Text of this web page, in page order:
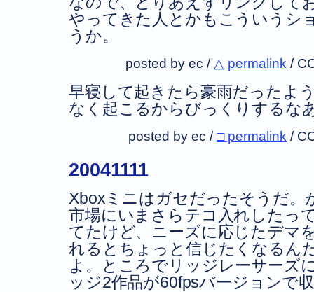
やってきた人とかもこういうシ
うか。
posted by ec / △ permalink /
早寝して起きたら豪雨だったよ
なく起こるからびっくりするな
posted by ec /□ permalink /
20041111
Xboxミニはガセだったそうだ。
市場にいまさらテコ入れしたっ
てたけど、ニーズに応じたデマ
れるとちょっと信じたくなるん
よ。ところでリッジレーサーズ
ッジ2作品が60fpsバージョンで